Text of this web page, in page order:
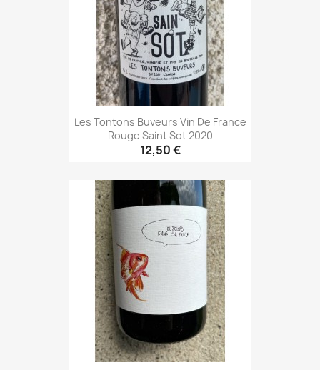
Les Tontons Buveurs Vin De France
Rouge Saint Sot 2020
12,50 €